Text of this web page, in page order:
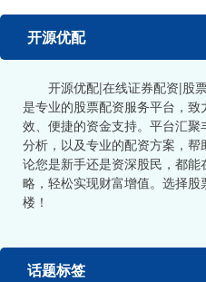
开源优配
开源优配|在线证券配资|股
是专业的股票配资服务平台，
效、便捷的资金支持。平台汇
分析，以及专业的配资方案，
论您是新手还是资深股民，都
略，轻松实现财富增值。选择
楼！
话题标签